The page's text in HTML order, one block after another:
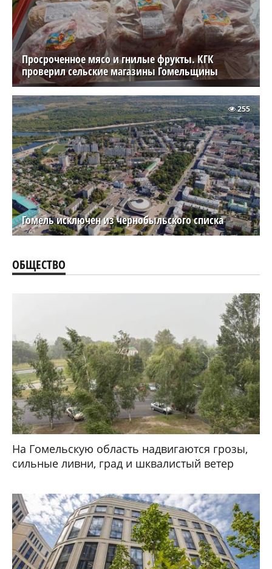
Просроченное мясо и гнилые фрукты. КГК
проверил сельские магазины Гомельщины
Гомель исключен из чернобыльского списка
255
ОБЩЕСТВО
На Гомельскую область надвигаются грозы,
сильные ливни, град и шквалистый ветер